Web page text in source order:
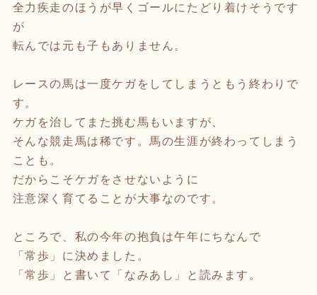
全力疾走のほうが早くゴールにたどり着けそうです
が
転んでは元も子もありません。
レースの馬は一度ケガをしてしまうともう終わりで
す。
ケガを治してまた挑む馬もいますが、
そんな競走馬は稀です。馬の生涯が終わってしまう
ことも。
だからこそケガをさせないように
注意深く育てることが大事なのです。
ところで、私の今年の抱負は午年にちなんで
「常歩」に決めました。
「常歩」と書いて「なみあし」と読みます。